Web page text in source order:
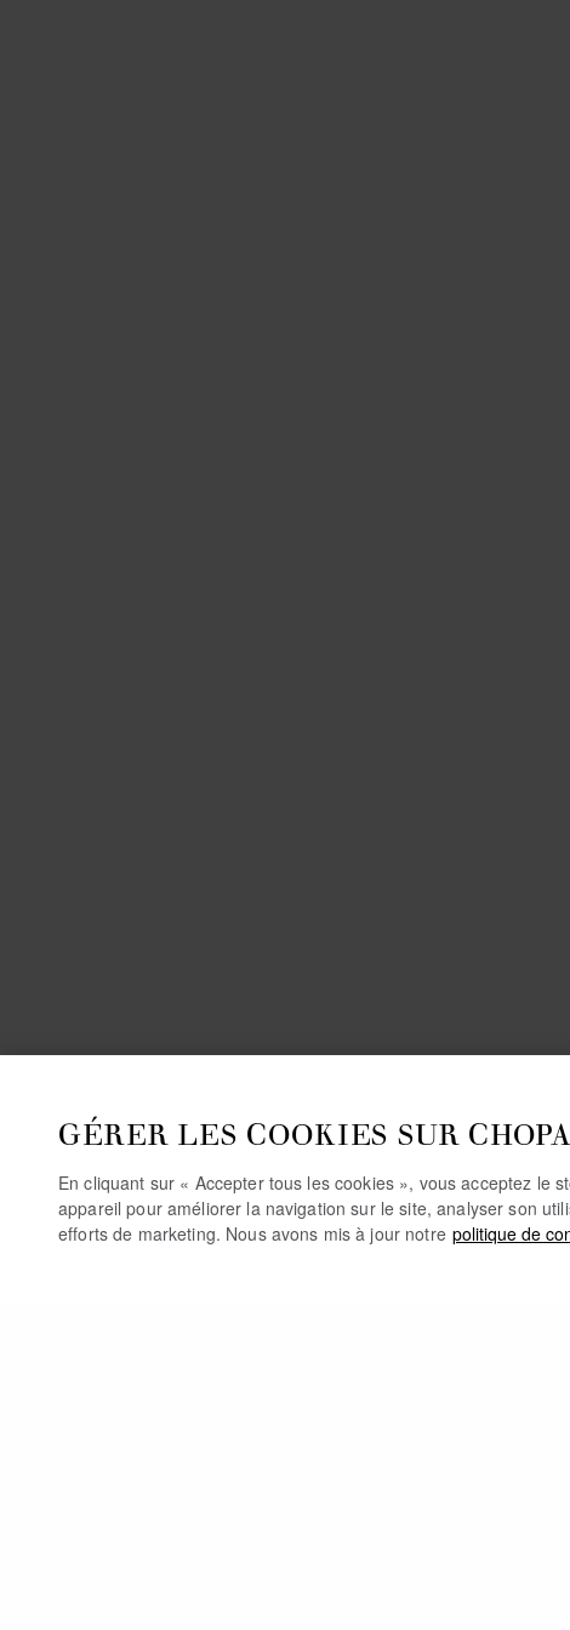
GÉRER LES COOKIES SUR
En cliquant sur « Accepter tous les cookies », vous acceptez le
appareil pour améliorer la navigation sur le site, analyser son
efforts de marketing. Nous avons mis à jour notre politique de